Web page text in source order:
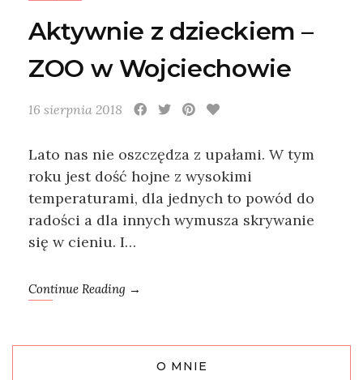
Aktywnie z dzieckiem –
ZOO w Wojciechowie
16 sierpnia 2018
Lato nas nie oszczędza z upałami. W tym
roku jest dość hojne z wysokimi
temperaturami, dla jednych to powód do
radości a dla innych wymusza skrywanie
się w cieniu. I…
Continue Reading →
O MNIE